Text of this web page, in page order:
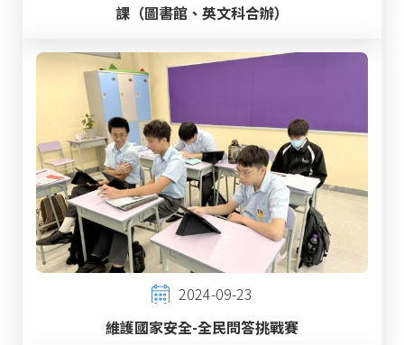
課（圖書館、英文科合辦）
2024-09-23
維護國家安全-全民問答挑戰賽